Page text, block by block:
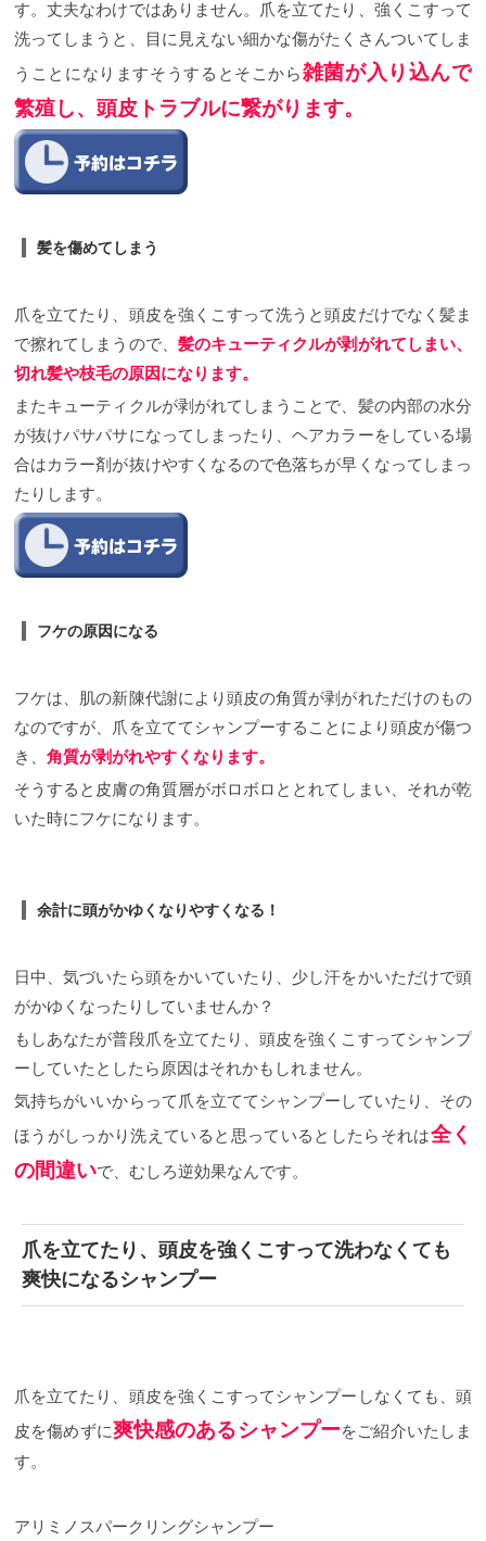
す。丈夫なわけではありません。
爪を立てたり、強くこすって
洗ってしまうと、目に見えない細かな傷がたくさんついてしま
うことになりますそうするとそこから雑菌が入り込んで
繁殖し、頭皮トラブルに繋がります。
髪を傷めてしまう
爪を立てたり、頭皮を強くこすって洗うと頭皮だけでなく髪ま
で擦れてしまうので、 髪のキューティクルが剥がれてしまい、
切れ髪や枝毛の原因になります。
またキューティクルが剥がれてしまうことで、髪の内部の水分
が抜けパサパサになってしまったり、ヘアカラーをしている場
合はカラー剤が抜けやすくなるので色落ちが早くなってしまっ
たりします。
フケの原因になる
フケは、肌の新陳代謝により頭皮の角質が剥がれただけのもの
なのですが、爪を立ててシャンプーすることにより頭皮が傷つ
き、 角質が剥がれやすくなります。
そうすると皮膚の角質層がボロボロととれてしまい、それが乾
いた時にフケになります。
余計に頭がかゆくなりやすくなる！
日中、気づいたら頭をかいていたり、少し汗をかいただけで頭
がかゆくなったりしていませんか？
もしあなたが普段爪を立てたり、頭皮を強くこすってシャンプ
ーしていたとしたら原因はそれかもしれません。
気持ちがいいからって爪を立ててシャンプーしていたり、その
ほうがしっかり洗えていると思っているとしたらそれは全く
の間違いで、むしろ逆効果なんです。
爪を立てたり、頭皮を強くこすって洗わなくても
爽快になるシャンプー
爪を立てたり、頭皮を強くこすってシャンプーしなくても、頭
皮を傷めずに爽快感のあるシャンプーをご紹介いたしま
す。
アリミノスパークリングシャンプー